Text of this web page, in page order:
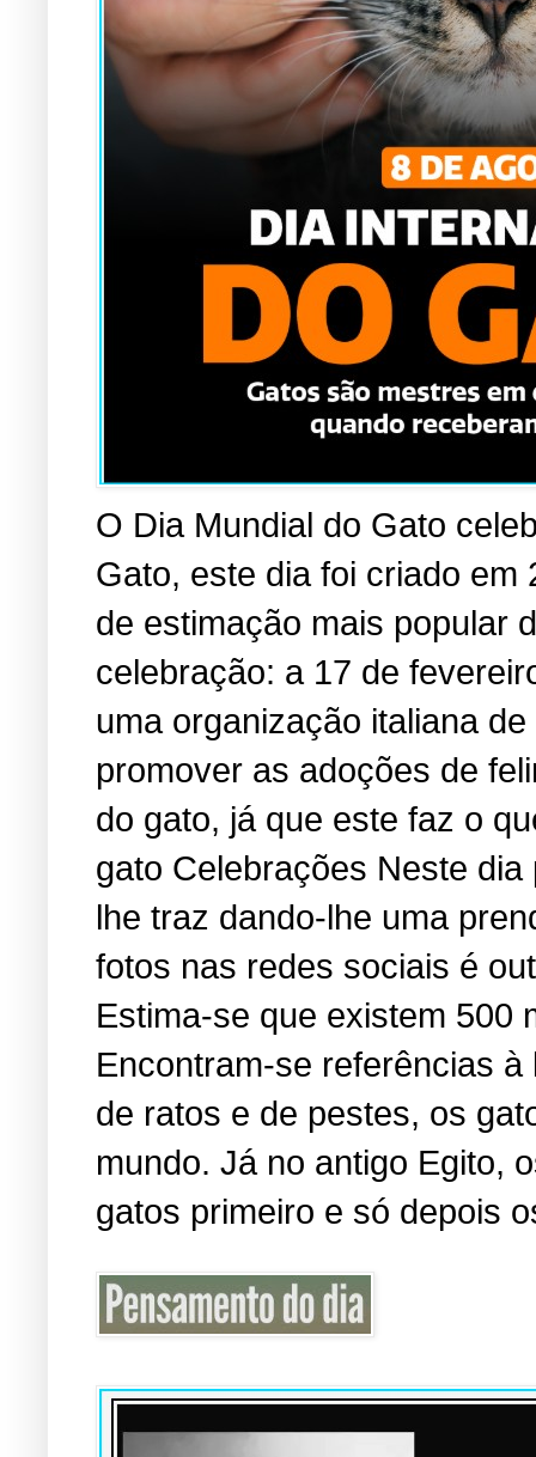
O Dia Mundial do Gato
Gato, este dia foi criado em
de estimação mais popular
celebração: a 17 de
uma organização italiana
promover as adoções de
do gato, já que este faz o
gato Celebrações Neste
lhe traz dando-lhe uma
fotos nas redes sociais é
Estima-se que existem 500
Encontram-se referências
de ratos e de pestes, os
mundo. Já no antigo Egito,
gatos primeiro e só depois